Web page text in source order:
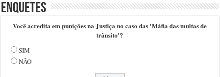
Enquetes
Você acredita em punições na Justiça no caso das 'Máfia das multas de
trânsito'?
SIM
NÃO